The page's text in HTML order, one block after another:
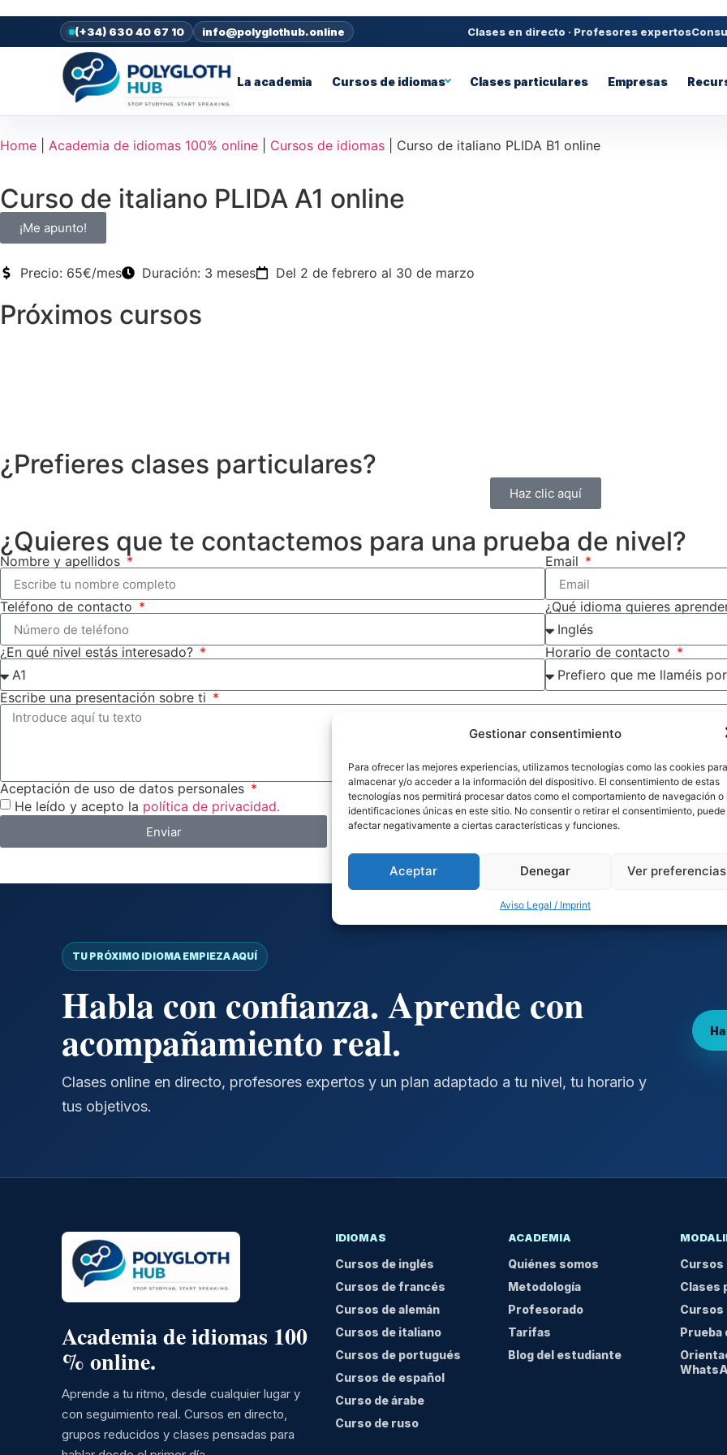
Gestionar consentimiento
Para ofrecer las mejores experiencias, utilizamos tecnologías como las cookies para
almacenar y/o acceder a la información del dispositivo. El consentimiento de estas
tecnologías nos permitirá procesar datos como el comportamiento de navegación o
identificaciones únicas en este sitio. No consentir o retirar el consentimiento, puede
afectar negativamente a ciertas características y funciones.
Aceptar Denegar Ver preferencias
Aviso Legal / Imprint
(+34) 630 40 67 10 info@polyglothub.online Clases en directo · Profesores expertos
La academia Cursos de idiomas Clases particulares Empresas
Home Academia de idiomas 100% online Cursos de idiomas Curso de italiano PLIDA B1 online
Curso de italiano PLIDA A1 online
¡Me apunto!
Precio: 65€/mes Duración: 3 meses Del 2 de febrero al 30 de marzo
Próximos cursos
¿Prefieres clases particulares?
Haz clic aquí
¿Quieres que te contactemos para una prueba de nivel?
Nombre y apellidos Email
Teléfono de contacto ¿Qué idioma quieres
¿En qué nivel estás interesado? Horario de contacto
Escribe una presentación sobre ti
Aceptación de uso de datos personales
He leído y acepto la política de privacidad.
Enviar
TU PRÓXIMO IDIOMA EMPIEZA AQUÍ
Habla con confianza. Aprende con
acompañamiento real.
Clases online en directo, profesores expertos y un plan adaptado a tu nivel, tu horario y
tus objetivos.
Academia de idiomas 100
% online.
Aprende a tu ritmo, desde cualquier lugar y
con seguimiento real. Cursos en directo,
grupos reducidos y clases pensadas para
IDIOMAS
Cursos de inglés
Cursos de francés
Cursos de alemán
Cursos de italiano
Cursos de portugués
Cursos de español
Curso de árabe
Curso de ruso
ACADEMIA
Quiénes somos
Metodología
Profesorado
Tarifas
Blog del estudiante
Cursos
Clases
Cursos
Prueba